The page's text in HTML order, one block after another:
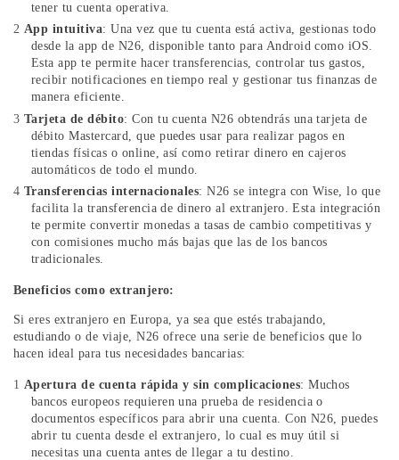
tener tu cuenta operativa.
App intuitiva: Una vez que tu cuenta está activa, gestionas todo
desde la app de N26, disponible tanto para Android como iOS.
Esta app te permite hacer transferencias, controlar tus gastos,
recibir notificaciones en tiempo real y gestionar tus finanzas de
manera eficiente.
Tarjeta de débito: Con tu cuenta N26 obtendrás una tarjeta de
débito Mastercard, que puedes usar para realizar pagos en
tiendas físicas o online, así como retirar dinero en cajeros
automáticos de todo el mundo.
Transferencias internacionales: N26 se integra con Wise, lo que
facilita la transferencia de dinero al extranjero. Esta integración
te permite convertir monedas a tasas de cambio competitivas y
con comisiones mucho más bajas que las de los bancos
tradicionales.
Beneficios como extranjero:
Si eres extranjero en Europa, ya sea que estés trabajando,
estudiando o de viaje, N26 ofrece una serie de beneficios que lo
hacen ideal para tus necesidades bancarias:
Apertura de cuenta rápida y sin complicaciones: Muchos
bancos europeos requieren una prueba de residencia o
documentos específicos para abrir una cuenta. Con N26, puedes
abrir tu cuenta desde el extranjero, lo cual es muy útil si
necesitas una cuenta antes de llegar a tu destino.